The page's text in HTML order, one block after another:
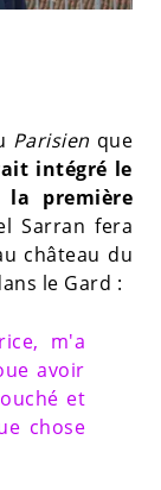
Parisien que
intégré le
la première
Sarran fera
château du
le Gard :
m'a
avoir
et
chose